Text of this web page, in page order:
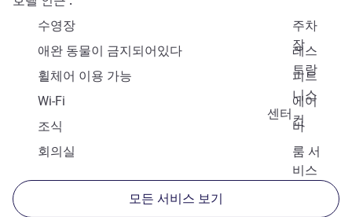
수영장
주차
장
애완 동물이 금지되어있다
레스
토랑
휠체어 이용 가능
피트
니스
센터
Wi-Fi
에어
컨
조식
바
회의실
룸 서
비스
모든 서비스 보기